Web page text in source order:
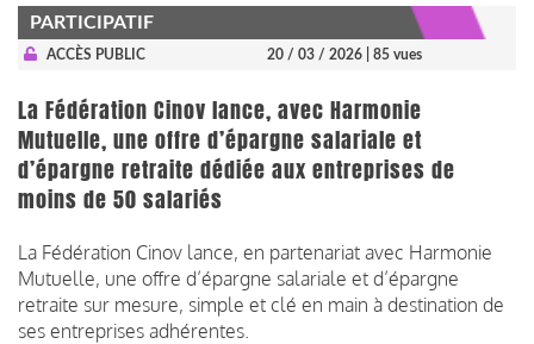
PARTICIPATIF
ACCÈS PUBLIC 20 / 03 / 2026 | 85 vues
La Fédération Cinov lance, avec Harmonie
Mutuelle, une offre d’épargne salariale et
d’épargne retraite dédiée aux entreprises de
moins de 50 salariés
La Fédération Cinov lance, en partenariat avec Harmonie
Mutuelle, une offre d’épargne salariale et d’épargne
retraite sur mesure, simple et clé en main à destination de
ses entreprises adhérentes.